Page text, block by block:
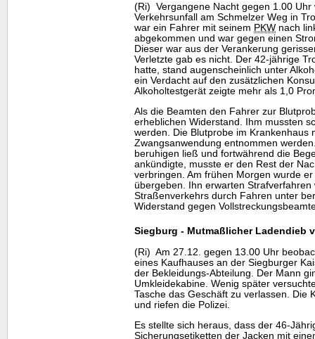
(Ri) Vergangene Nacht gegen 1.00 Uhr
Verkehrsunfall am Schmelzer Weg in
war ein Fahrer mit seinem PKW nach
abgekommen und war gegen einen
Dieser war aus der Verankerung
Verletzte gab es nicht. Der 42-jährige
hatte, stand augenscheinlich unter
ein Verdacht auf den zusätzlichen
Alkoholtestgerät zeigte mehr als 1,0
Als die Beamten den Fahrer zur
erheblichen Widerstand. Ihm mussten
werden. Die Blutprobe im Krankenhaus
Zwangsanwendung entnommen
beruhigen ließ und fortwährend die
ankündigte, musste er den Rest der
verbringen. Am frühen Morgen wurde
übergeben. Ihn erwarten
Straßenverkehrs durch Fahren unter
Widerstand gegen
Siegburg - Mutmaßlicher Ladendieb
(Ri) Am 27.12. gegen 13.00 Uhr
eines Kaufhauses an der Siegburger
der Bekleidungs-Abteilung. Der Mann
Umkleidekabine. Wenig später
Tasche das Geschäft zu verlassen. Die
und riefen die Polizei.
Es stellte sich heraus, dass der 46-
Sicherungsetiketten der Jacken mit